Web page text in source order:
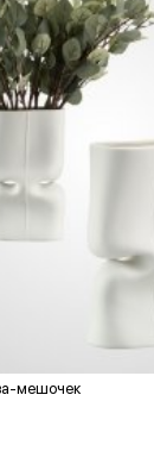
мешочек